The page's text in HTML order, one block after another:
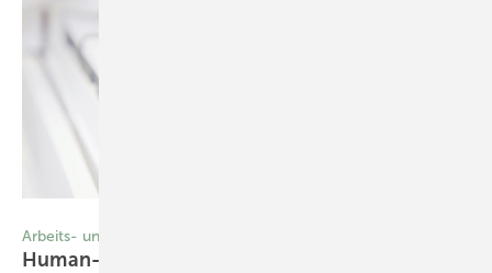
Arbeits- und Gesundheitsschutz
Human-Biomonitoring im Arbeits- und